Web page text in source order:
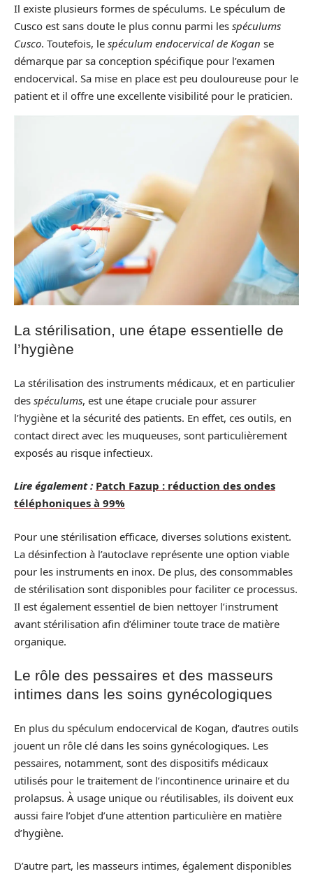
Il existe plusieurs formes de spéculums. Le spéculum de
Cusco est sans doute le plus connu parmi les spéculums
Cusco. Toutefois, le spéculum endocervical de Kogan se
démarque par sa conception spécifique pour l’examen
endocervical. Sa mise en place est peu douloureuse pour le
patient et il offre une excellente visibilité pour le praticien.
La stérilisation, une étape essentielle de
l’hygiène
La stérilisation des instruments médicaux, et en particulier
des spéculums, est une étape cruciale pour assurer
l’hygiène et la sécurité des patients. En effet, ces outils, en
contact direct avec les muqueuses, sont particulièrement
exposés au risque infectieux.
Lire également : Patch Fazup : réduction des ondes
téléphoniques à 99%
Pour une stérilisation efficace, diverses solutions existent.
La désinfection à l’autoclave représente une option viable
pour les instruments en inox. De plus, des consommables
de stérilisation sont disponibles pour faciliter ce processus.
Il est également essentiel de bien nettoyer l’instrument
avant stérilisation afin d’éliminer toute trace de matière
organique.
Le rôle des pessaires et des masseurs
intimes dans les soins gynécologiques
En plus du spéculum endocervical de Kogan, d’autres outils
jouent un rôle clé dans les soins gynécologiques. Les
pessaires, notamment, sont des dispositifs médicaux
utilisés pour le traitement de l’incontinence urinaire et du
prolapsus. À usage unique ou réutilisables, ils doivent eux
aussi faire l’objet d’une attention particulière en matière
d’hygiène.
D’autre part, les masseurs intimes, également disponibles